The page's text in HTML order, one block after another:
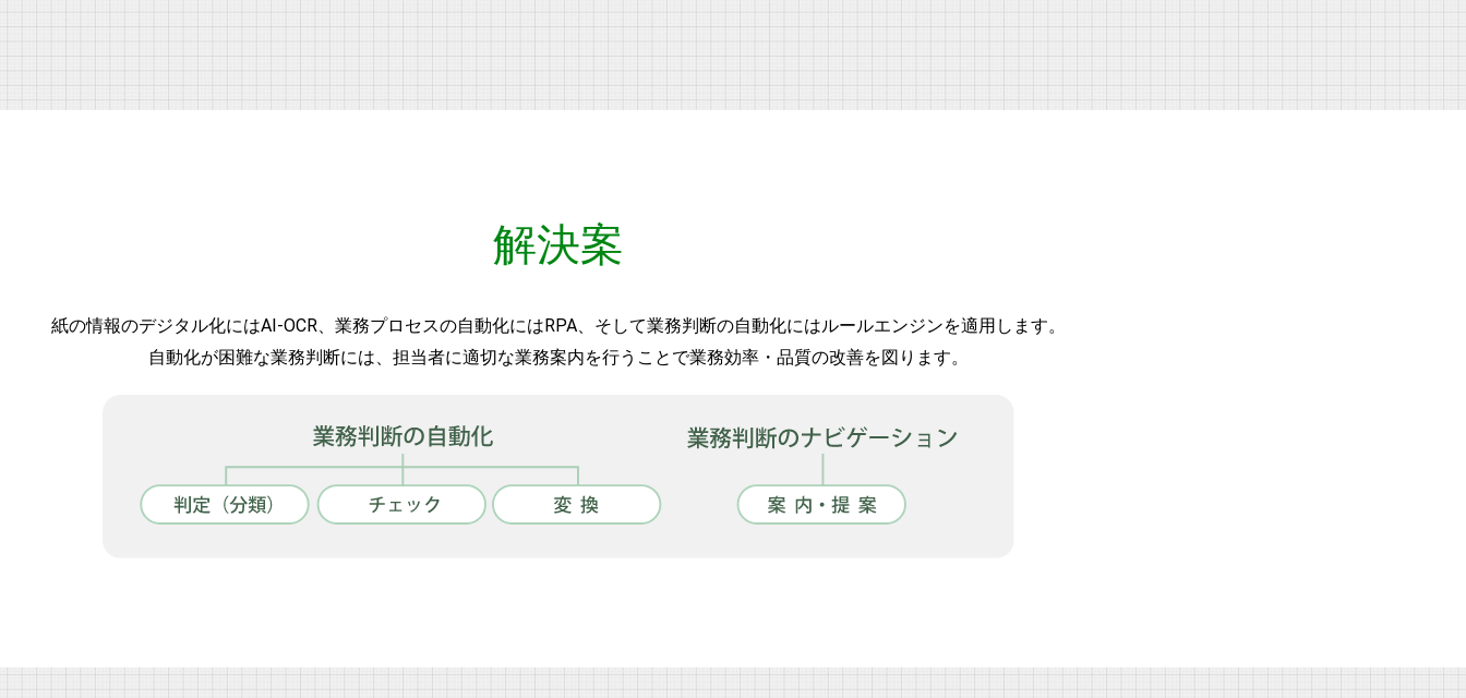
解決案
紙の情報のデジタル化にはAI-OCR、業務プロセスの自動化にはRPA、そして業務判断の自動化にはルールエンジンを適用します。
自動化が困難な業務判断には、担当者に適切な業務案内を行うことで業務効率・品質の改善を図ります。